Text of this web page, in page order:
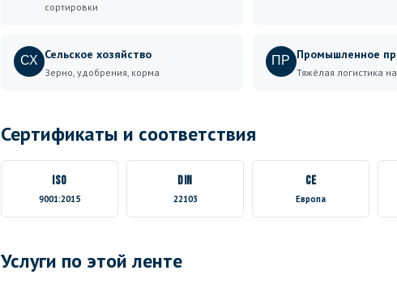
сортировки
СХ Сельское хозяйство
Зерно, удобрения, корма
ПР Промышленное
Тяжёлая логистика
Сертификаты и соответствия
ISO
9001:2015
DIN
22103
CE
Европа
Услуги по этой ленте